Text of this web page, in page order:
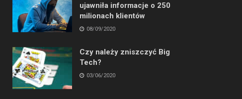
ujawniła informacje o 250
milionach klientów
08/09/2020
Czy należy zniszczyć Big
Tech?
03/06/2020